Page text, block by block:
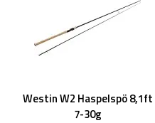
Westin W2 Haspelspö 8,1ft
7-30g